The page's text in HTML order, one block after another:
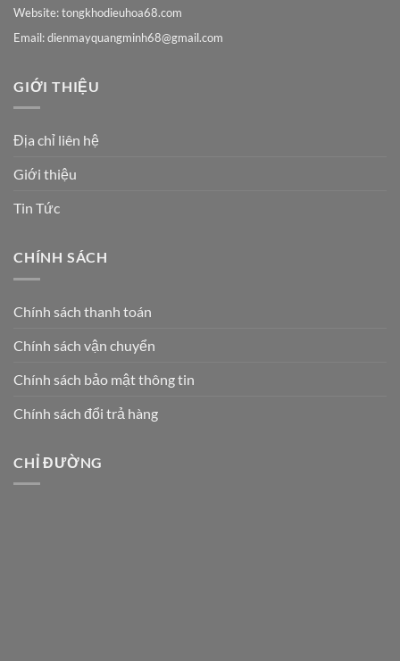
Website: tongkhodieuhoa68.com
Email:dienmayquangminh68@gmail.com
GIỚI THIỆU
Địa chỉ liên hệ
Giới thiệu
Tin Tức
CHÍNH SÁCH
Chính sách thanh toán
Chính sách vận chuyển
Chính sách bảo mật thông tin
Chính sách đổi trả hàng
CHỈ ĐƯỜNG